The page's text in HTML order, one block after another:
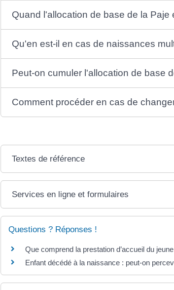
Quand l'allocation de base de la Paje
Qu'en est-il en cas de naissances
Peut-on cumuler l'allocation de base
Comment procéder en cas de
Textes de référence
Services en ligne et formulaires
Questions ? Réponses !
Que comprend la prestation d’accueil du
Enfant décédé à la naissance : peut-on